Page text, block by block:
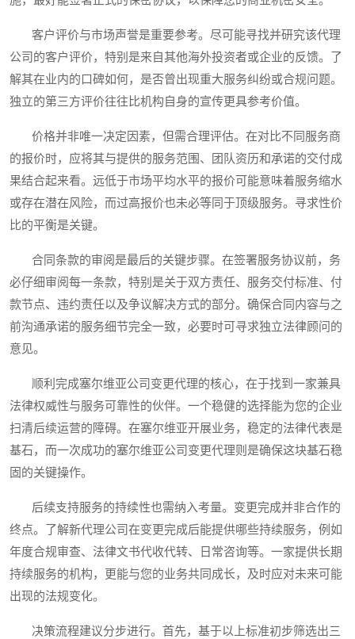
客户评价与市场声誉是重要参考。尽可能寻找并研究该代理
公司的客户评价，特别是来自其他海外投资者或企业的反馈。了
解其在业内的口碑如何，是否曾出现重大服务纠纷或合规问题。
独立的第三方评价往往比机构自身的宣传更具参考价值。
价格并非唯一决定因素，但需合理评估。在对比不同服务商
的报价时，应将其与提供的服务范围、团队资历和承诺的交付成
果结合起来看。远低于市场平均水平的报价可能意味着服务缩水
或存在潜在风险，而过高报价也未必等同于顶级服务。寻求性价
比的平衡是关键。
合同条款的审阅是最后的关键步骤。在签署服务协议前，务
必仔细审阅每一条款，特别是关于双方责任、服务交付标准、付
款节点、违约责任以及争议解决方式的部分。确保合同内容与之
前沟通承诺的服务细节完全一致，必要时可寻求独立法律顾问的
意见。
顺利完成塞尔维亚公司变更代理的核心，在于找到一家兼具
法律权威性与服务可靠性的伙伴。一个稳健的选择能为您的企业
扫清后续运营的障碍。在塞尔维亚开展业务，稳定的法律代表是
基石，而一次成功的塞尔维亚公司变更代理则是确保这块基石稳
固的关键操作。
后续支持服务的持续性也需纳入考量。变更完成并非合作的
终点。了解新代理公司在变更完成后能提供哪些持续服务，例如
年度合规审查、法律文书代收代转、日常咨询等。一家提供长期
持续服务的机构，更能与您的业务共同成长，及时应对未来可能
出现的法规变化。
决策流程建议分步进行。首先，基于以上标准初步筛选出三